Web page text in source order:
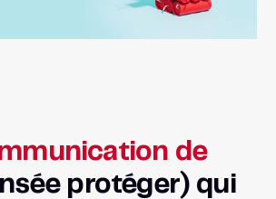
de
protéger) qui